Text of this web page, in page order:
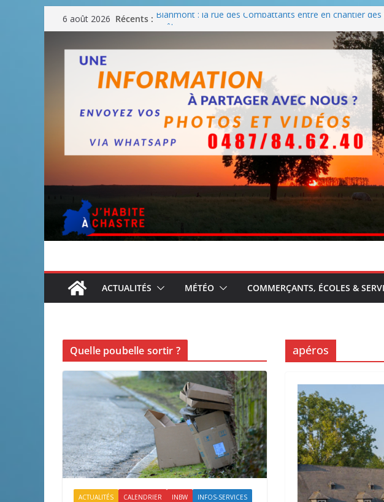
Passer
au
contenu
6 août 2026 Récents : Blanmont : la rue des Combattants entre en chantier dès
août
Une fête nationale sans drache
ACTUALITÉS MÉTÉO COMMERÇANTS, ÉCOLES &
apéros
Quelle poubelle sortir ?
ACTUALITÉS CALENDRIER INBW INFOS-SERVICES